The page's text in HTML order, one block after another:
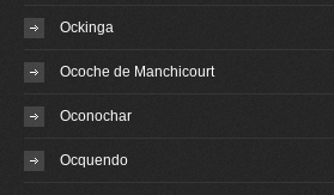
Ockinga
Ocoche de Manchicourt
Oconochar
Ocquendo